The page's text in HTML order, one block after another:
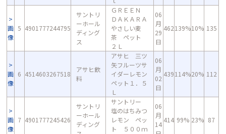
画
像
5 4901777244795
サントリ
ーホール
ディング
ス
ＧＲＥＥＮ
ＤＡＫＡＲＡ
やさしい麦
茶 ペット
２Ｌ
06
月
29
日
462139%10% 135
画
像
6 4514603267518
アサヒ飲
料
アサヒ 三ツ
矢フルーツサ
イダーレモン
ペット１．５
Ｌ
06
月
02
日
439114%20% 112
画
像
7 4901777245426
サントリ
ーホール
ディング
サントリー
塩のはちみつ
レモン ペッ
ト ５００ｍ
06
月
14
414 99% 23% 87